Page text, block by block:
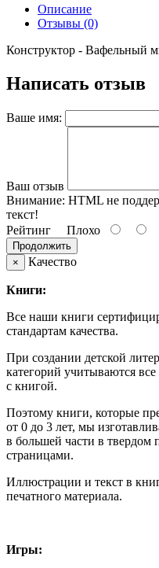
Описание
Отзывы (0)
Конструктор - Вафельный
Написать отзыв
Ваше имя:
Ваш отзыв
Внимание: HTML не
текст!
Рейтинг Плохо
Продолжить
×
Качество
Книги:
Все наши книги
стандартам качества.
При создании детской
категорий учитываются
с книгой.
Поэтому книги, которые
от 0 до 3 лет, мы
в большей части в твердом
страницами.
Иллюстрации и текст в
печатного материала.
Игры: